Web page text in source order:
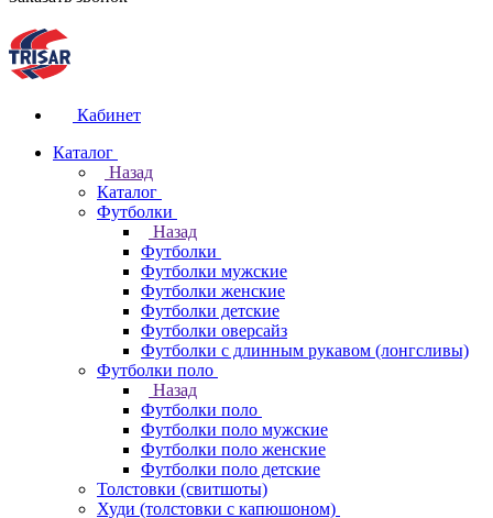
Кабинет
Каталог
Назад
Каталог
Футболки
Назад
Футболки
Футболки мужские
Футболки женские
Футболки детские
Футболки оверсайз
Футболки с длинным рукавом (лонгсливы)
Футболки поло
Назад
Футболки поло
Футболки поло мужские
Футболки поло женские
Футболки поло детские
Толстовки (свитшоты)
Худи (толстовки с капюшоном)